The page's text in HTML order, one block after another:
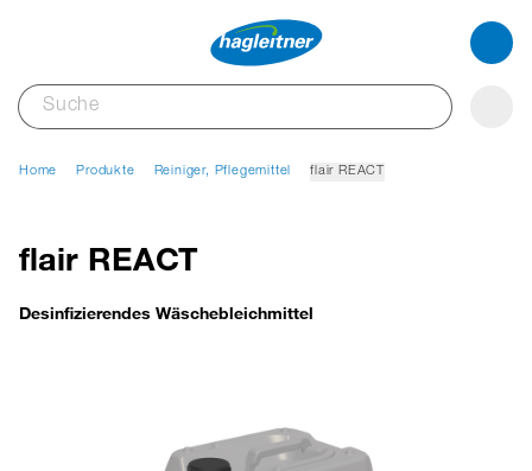
Home Produkte Reiniger, Pflegemittel flair REACT
flair REACT
Desinfizierendes Wäschebleichmittel